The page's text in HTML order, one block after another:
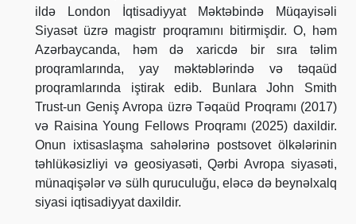
ildə London İqtisadiyyat Məktəbində Müqayisəli
Siyasət üzrə magistr proqramını bitirmişdir. O, həm
Azərbaycanda, həm də xaricdə bir sıra təlim
proqramlarında, yay məktəblərində və təqaüd
proqramlarında iştirak edib. Bunlara John Smith
Trust-un Geniş Avropa üzrə Təqaüd Proqramı (2017)
və Raisina Young Fellows Proqramı (2025) daxildir.
Onun ixtisaslaşma sahələrinə postsovet ölkələrinin
təhlükəsizliyi və geosiyasəti, Qərbi Avropa siyasəti,
münaqişələr və sülh quruculuğu, eləcə də beynəlxalq
siyasi iqtisadiyyat daxildir.